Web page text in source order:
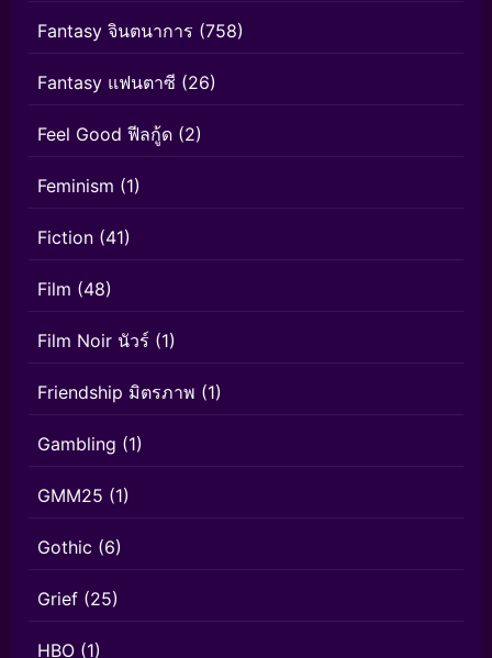
Fantasy จินตนาการ (758)
Fantasy แฟนตาซี (26)
Feel Good ฟีลกู้ด (2)
Feminism (1)
Fiction (41)
Film (48)
Film Noir นัวร์ (1)
Friendship มิตรภาพ (1)
Gambling (1)
GMM25 (1)
Gothic (6)
Grief (25)
HBO (1)